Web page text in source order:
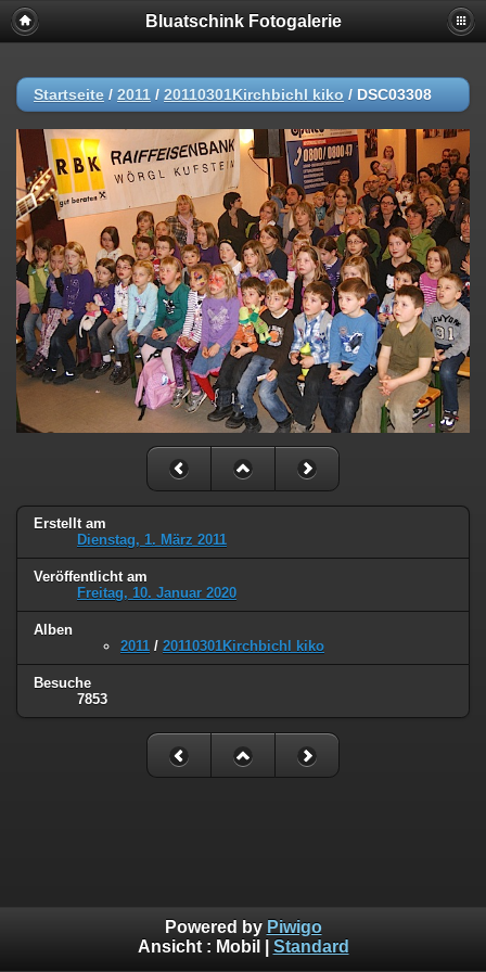
Bluatschink Fotogalerie
Startseite / 2011 / 20110301Kirchbichl kiko / DSC03308
Erstellt am
Dienstag, 1. März 2011
Veröffentlicht am
Freitag, 10. Januar 2020
Alben
2011 / 20110301Kirchbichl kiko
Besuche
7853
Powered by Piwigo
Ansicht : Mobil Standard